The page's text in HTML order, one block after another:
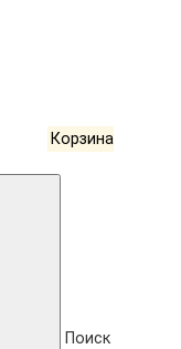
Корзина
Поиск